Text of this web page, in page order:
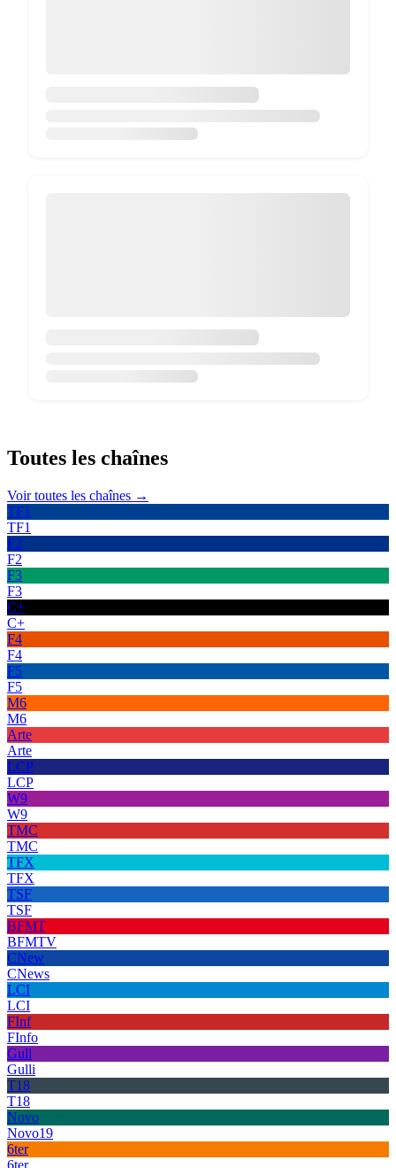
Toutes les chaînes
Voir toutes les chaînes →
TF1
TF1
F2
F2
F3
F3
C+
C+
F4
F4
F5
F5
M6
M6
Arte
Arte
LCP
LCP
W9
W9
TMC
TMC
TFX
TFX
TSF
TSF
BFMT
BFMTV
CNew
CNews
LCI
LCI
FInf
FInfo
Gull
Gulli
T18
T18
Novo
Novo19
6ter
6ter